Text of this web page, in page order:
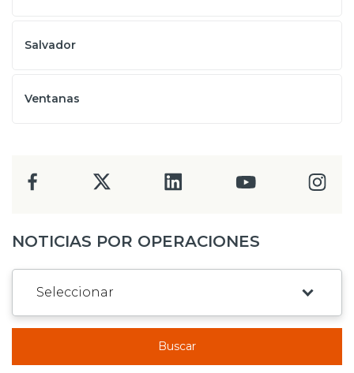
Salvador
Ventanas
NOTICIAS POR OPERACIONES
Buscar